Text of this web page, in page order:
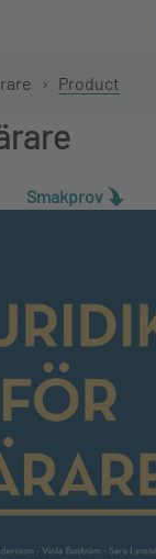
› Product
Smakprov